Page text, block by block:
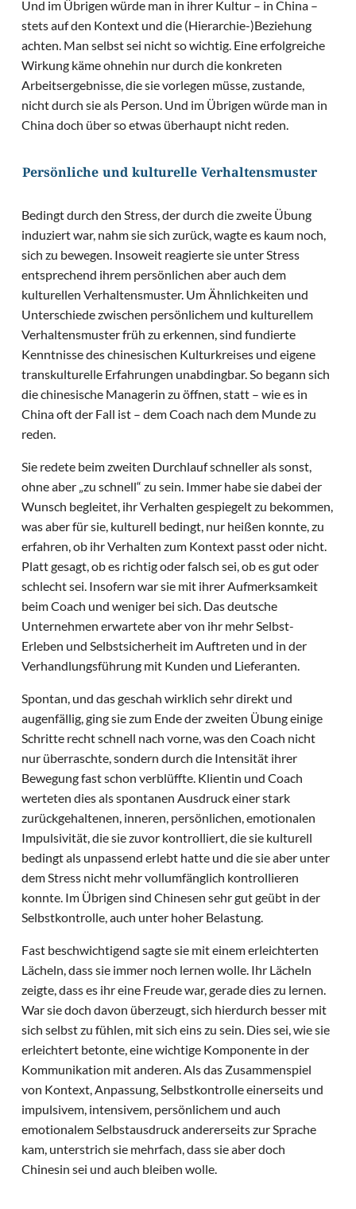
Und im Übrigen würde man in ihrer Kultur – in China –
stets auf den Kontext und die (Hierarchie-)Beziehung
achten. Man selbst sei nicht so wichtig. Eine erfolgreiche
Wirkung käme ohnehin nur durch die konkreten
Arbeitsergebnisse, die sie vorlegen müsse, zustande,
nicht durch sie als Person. Und im Übrigen würde man in
China doch über so etwas überhaupt nicht reden.
Persönliche und kulturelle Verhaltensmuster
Bedingt durch den Stress, der durch die zweite Übung
induziert war, nahm sie sich zurück, wagte es kaum noch,
sich zu bewegen. Insoweit reagierte sie unter Stress
entsprechend ihrem persönlichen aber auch dem
kulturellen Verhaltensmuster. Um Ähnlichkeiten und
Unterschiede zwischen persönlichem und kulturellem
Verhaltensmuster früh zu erkennen, sind fundierte
Kenntnisse des chinesischen Kulturkreises und eigene
transkulturelle Erfahrungen unabdingbar. So begann sich
die chinesische Managerin zu öffnen, statt – wie es in
China oft der Fall ist – dem Coach nach dem Munde zu
reden.
Sie redete beim zweiten Durchlauf schneller als sonst,
ohne aber „zu schnell“ zu sein. Immer habe sie dabei der
Wunsch begleitet, ihr Verhalten gespiegelt zu bekommen,
was aber für sie, kulturell bedingt, nur heißen konnte, zu
erfahren, ob ihr Verhalten zum Kontext passt oder nicht.
Platt gesagt, ob es richtig oder falsch sei, ob es gut oder
schlecht sei. Insofern war sie mit ihrer Aufmerksamkeit
beim Coach und weniger bei sich. Das deutsche
Unternehmen erwartete aber von ihr mehr Selbst-
Erleben und Selbstsicherheit im Auftreten und in der
Verhandlungsführung mit Kunden und Lieferanten.
Spontan, und das geschah wirklich sehr direkt und
augenfällig, ging sie zum Ende der zweiten Übung einige
Schritte recht schnell nach vorne, was den Coach nicht
nur überraschte, sondern durch die Intensität ihrer
Bewegung fast schon verblüffte. Klientin und Coach
werteten dies als spontanen Ausdruck einer stark
zurückgehaltenen, inneren, persönlichen, emotionalen
Impulsivität, die sie zuvor kontrolliert, die sie kulturell
bedingt als unpassend erlebt hatte und die sie aber unter
dem Stress nicht mehr vollumfänglich kontrollieren
konnte. Im Übrigen sind Chinesen sehr gut geübt in der
Selbstkontrolle, auch unter hoher Belastung.
Fast beschwichtigend sagte sie mit einem erleichterten
Lächeln, dass sie immer noch lernen wolle. Ihr Lächeln
zeigte, dass es ihr eine Freude war, gerade dies zu lernen.
War sie doch davon überzeugt, sich hierdurch besser mit
sich selbst zu fühlen, mit sich eins zu sein. Dies sei, wie sie
erleichtert betonte, eine wichtige Komponente in der
Kommunikation mit anderen. Als das Zusammenspiel
von Kontext, Anpassung, Selbstkontrolle einerseits und
impulsivem, intensivem, persönlichem und auch
emotionalem Selbstausdruck andererseits zur Sprache
kam, unterstrich sie mehrfach, dass sie aber doch
Chinesin sei und auch bleiben wolle.